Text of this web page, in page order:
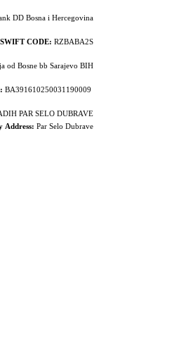
DD Bosna i Hercegovina
SWIFT CODE: RZBABA2S
od Bosne bb Sarajevo BIH
BA391610250031190009
PAR SELO DUBRAVE
Address: Par Selo Dubrave